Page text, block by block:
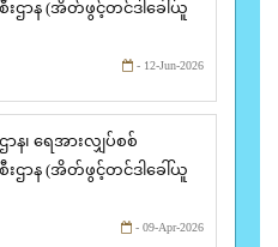
ဌာန (အိတ်ဖွင့်တင်ဒါခေါ်ယူ
- 12-Jun-2026
ာန၊ ရေအားလျှပ်စစ်
ဌာန (အိတ်ဖွင့်တင်ဒါခေါ်ယူ
- 09-Apr-2026